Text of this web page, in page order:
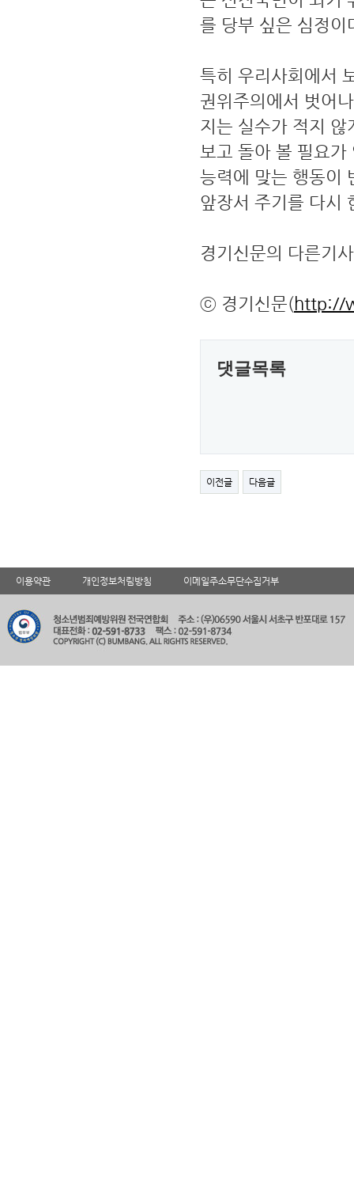
를 당부 싶은 심정이
특히 우리사회에서
권위주의에서 벗어
지는 실수가 적지
보고 돌아 볼 필요
능력에 맞는 행동이
앞장서 주기를 다시
경기신문의 다른기
ⓒ 경기신문(http://
댓글목록
이전글 다음글
이용약관 개인정보처림방침 이메일주소무단수집거부